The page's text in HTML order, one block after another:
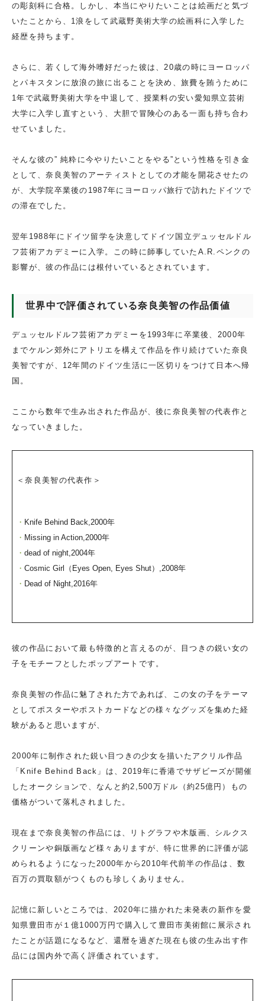
の彫刻科に合格。しかし、本当にやりたいことは絵画だと気づ
いたことから、1浪をして武蔵野美術大学の絵画科に入学した
経歴を持ちます。
さらに、若くして海外嗜好だった彼は、20歳の時にヨーロッパ
とパキスタンに放浪の旅に出ることを決め、旅費を賄うために
1年で武蔵野美術大学を中退して、授業料の安い愛知県立芸術
大学に入学し直すという、大胆で冒険心のある一面も持ち合わ
せていました。
そんな彼の” 純粋に今やりたいことをやる”という性格を引き金
として、奈良美智のアーティストとしての才能を開花させたの
が、大学院卒業後の1987年にヨーロッパ旅行で訪れたドイツで
の滞在でした。
翌年1988年にドイツ留学を決意してドイツ国立デュッセルドル
フ芸術アカデミーに入学。この時に師事していたA.R.ペンクの
影響が、彼の作品には根付いているとされています。
世界中で評価されている奈良美智の作品価値
デュッセルドルフ芸術アカデミーを1993年に卒業後、2000年
までケルン郊外にアトリエを構えて作品を作り続けていた奈良
美智ですが、12年間のドイツ生活に一区切りをつけて日本へ帰
国。
ここから数年で生み出された作品が、後に奈良美智の代表作と
なっていきました。
＜奈良美智の代表作＞
Knife Behind Back,2000年
Missing in Action,2000年
dead of night,2004年
Cosmic Girl（Eyes Open, Eyes Shut）,2008年
Dead of Night,2016年
彼の作品において最も特徴的と言えるのが、目つきの鋭い女の
子をモチーフとしたポップアートです。
奈良美智の作品に魅了された方であれば、この女の子をテーマ
としてポスターやポストカードなどの様々なグッズを集めた経
験があると思いますが、
2000年に制作された鋭い目つきの少女を描いたアクリル作品
「Knife Behind Back」は、2019年に香港でサザビーズが開催
したオークションで、なんと約2,500万ドル（約25億円）もの
価格がついて落札されました。
現在まで奈良美智の作品には、リトグラフや木版画、シルクス
クリーンや銅版画など様々ありますが、特に世界的に評価が認
められるようになった2000年から2010年代前半の作品は、数
百万の買取額がつくものも珍しくありません。
記憶に新しいところでは、2020年に描かれた未発表の新作を愛
知県豊田市が１億1000万円で購入して豊田市美術館に展示され
たことが話題になるなど、還暦を過ぎた現在も彼の生み出す作
品には国内外で高く評価されています。